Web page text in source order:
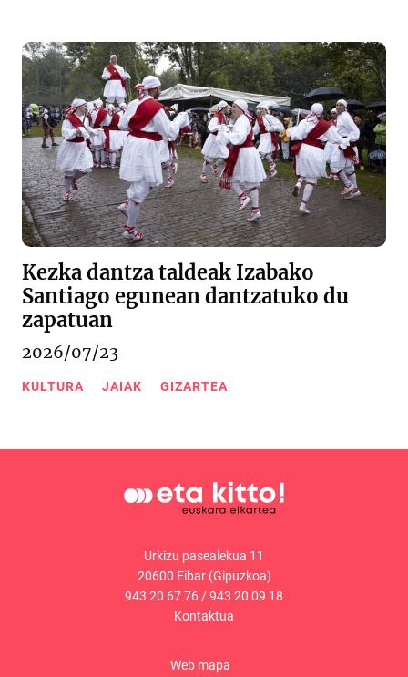
Kezka dantza taldeak Izabako
Santiago egunean dantzatuko du
zapatuan
2026/07/23
KULTURA JAIAK GIZARTEA
Urkizu pasealekua 11
20600 Eibar (Gipuzkoa)
943 20 67 76/943 20 09 18
Kontaktua
Web mapa